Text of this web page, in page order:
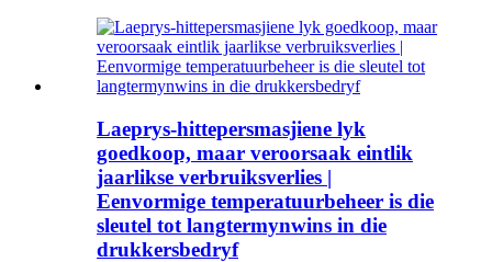
Laeprys-hittepersmasjiene lyk
goedkoop, maar veroorsaak eintlik
jaarlikse verbruiksverlies |
Eenvormige temperatuurbeheer is die
sleutel tot langtermynwins in die
drukkersbedryf